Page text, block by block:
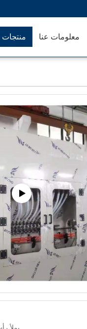
منتجات معلومات عنا